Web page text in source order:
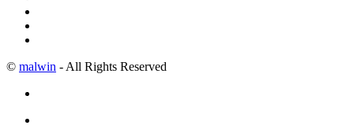
© malwin - All Rights Reserved